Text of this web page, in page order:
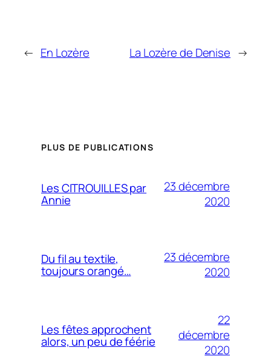
← En Lozère La Lozère de Denise →
PLUS DE PUBLICATIONS
Les CITROUILLES par
Annie
23 décembre
2020
Du fil au textile,
toujours orangé…
23 décembre
2020
Les fêtes approchent
alors, un peu de féérie
22
décembre
2020